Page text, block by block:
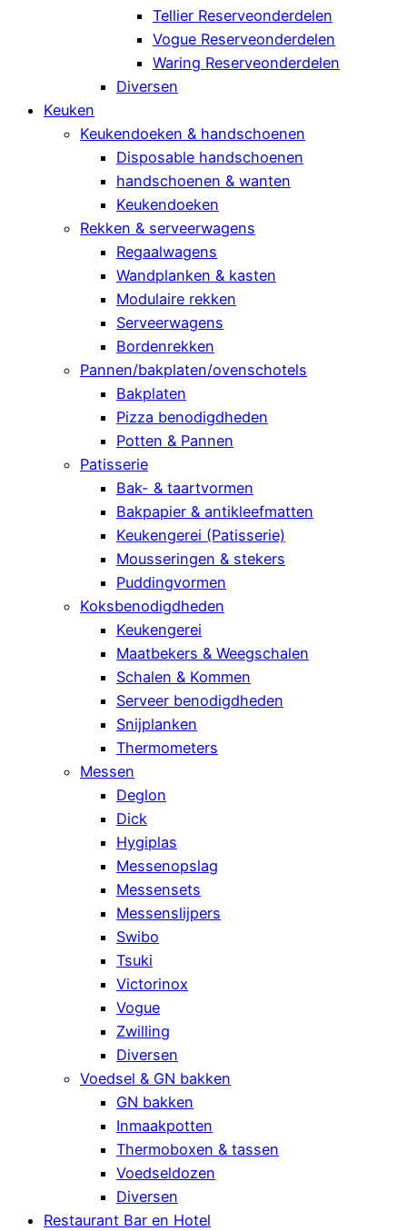
Tellier Reserveonderdelen
Vogue Reserveonderdelen
Waring Reserveonderdelen
Diversen
Keuken
Keukendoeken & handschoenen
Disposable handschoenen
handschoenen & wanten
Keukendoeken
Rekken & serveerwagens
Regaalwagens
Wandplanken & kasten
Modulaire rekken
Serveerwagens
Bordenrekken
Pannen/bakplaten/ovenschotels
Bakplaten
Pizza benodigdheden
Potten & Pannen
Patisserie
Bak- & taartvormen
Bakpapier & antikleefmatten
Keukengerei (Patisserie)
Mousseringen & stekers
Puddingvormen
Koksbenodigdheden
Keukengerei
Maatbekers & Weegschalen
Schalen & Kommen
Serveer benodigdheden
Snijplanken
Thermometers
Messen
Deglon
Dick
Hygiplas
Messenopslag
Messensets
Messenslijpers
Swibo
Tsuki
Victorinox
Vogue
Zwilling
Diversen
Voedsel & GN bakken
GN bakken
Inmaakpotten
Thermoboxen & tassen
Voedseldozen
Diversen
Restaurant Bar en Hotel